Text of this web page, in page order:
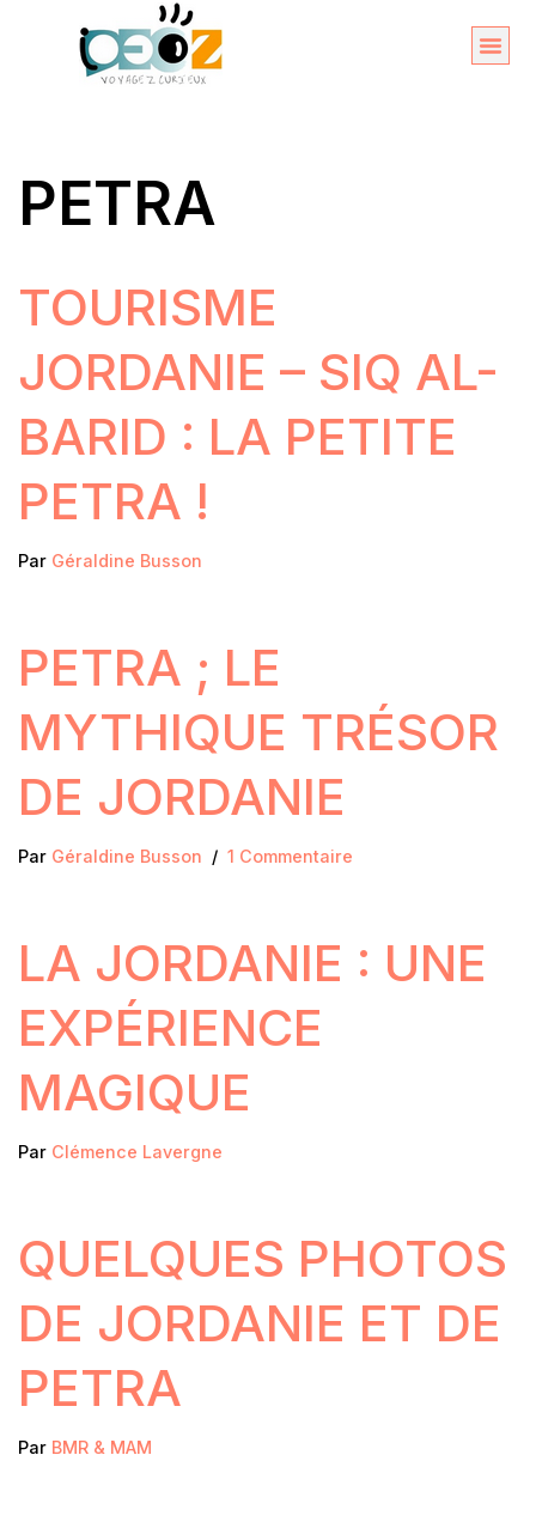
PETRA
TOURISME
JORDANIE – SIQ AL-
BARID : LA PETITE
PETRA !
Par Géraldine Busson
PETRA ; LE
MYTHIQUE TRÉSOR
DE JORDANIE
Par Géraldine Busson 1 Commentaire
LA JORDANIE : UNE
EXPÉRIENCE
MAGIQUE
Par Clémence Lavergne
QUELQUES PHOTOS
DE JORDANIE ET DE
PETRA
Par BMR & MAM